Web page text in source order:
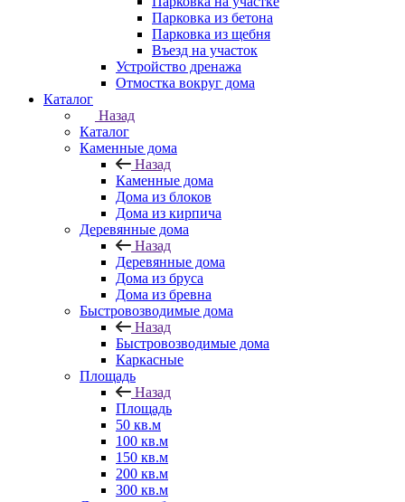
Парковка из бетона
Парковка из щебня
Въезд на участок
Устройство дренажа
Отмостка вокруг дома
Каталог
Назад
Каталог
Каменные дома
Назад
Каменные дома
Дома из блоков
Дома из кирпича
Деревянные дома
Назад
Деревянные дома
Дома из бруса
Дома из бревна
Быстровозводимые дома
Назад
Быстровозводимые дома
Каркасные
Площадь
Назад
Площадь
50 кв.м
100 кв.м
150 кв.м
200 кв.м
300 кв.м